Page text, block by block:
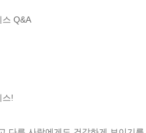
스 Q&A
스!